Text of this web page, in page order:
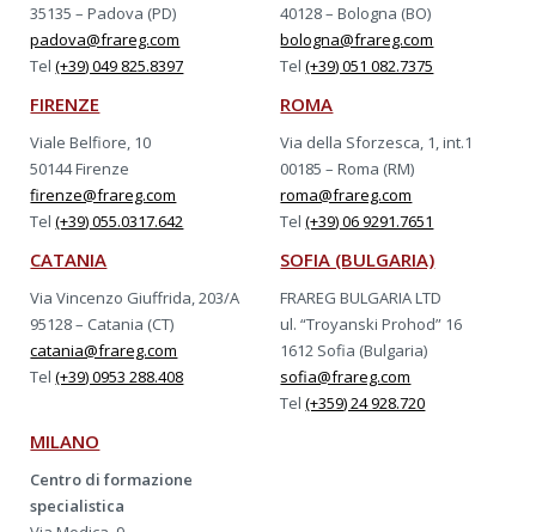
35135 – Padova (PD)
padova@frareg.com
Tel(+39) 049 825.8397
40128 – Bologna (BO)
bologna@frareg.com
Tel(+39) 051 082.7375
FIRENZE
Viale Belfiore, 10
50144 Firenze
firenze@frareg.com
Tel(+39) 055.0317.642
ROMA
Via della Sforzesca, 1, int.1
00185 – Roma (RM)
roma@frareg.com
Tel(+39) 06 9291.7651
CATANIA
Via Vincenzo Giuffrida, 203/A
95128 – Catania (CT)
catania@frareg.com
Tel(+39) 0953 288.408
SOFIA (BULGARIA)
FRAREG BULGARIA LTD
ul. “Troyanski Prohod” 16
1612 Sofia (Bulgaria)
sofia@frareg.com
Tel(+359) 24 928.720
MILANO
Centro di formazione
specialistica